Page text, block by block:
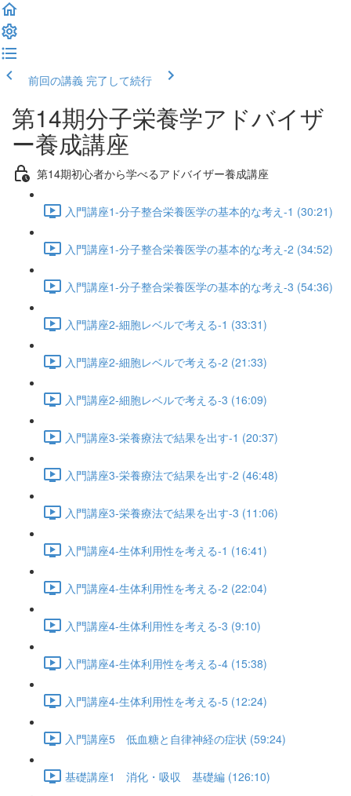
前回の講義 完了して続行
第14期分子栄養学アドバイザ
ー養成講座
第14期初心者から学べるアドバイザー養成講座
入門講座1-分子整合栄養医学の基本的な考え-1 (30:21)
入門講座1-分子整合栄養医学の基本的な考え-2 (34:52)
入門講座1-分子整合栄養医学の基本的な考え-3 (54:36)
入門講座2-細胞レベルで考える-1 (33:31)
入門講座2-細胞レベルで考える-2 (21:33)
入門講座2-細胞レベルで考える-3 (16:09)
入門講座3-栄養療法で結果を出す-1 (20:37)
入門講座3-栄養療法で結果を出す-2 (46:48)
入門講座3-栄養療法で結果を出す-3 (11:06)
入門講座4-生体利用性を考える-1 (16:41)
入門講座4-生体利用性を考える-2 (22:04)
入門講座4-生体利用性を考える-3 (9:10)
入門講座4-生体利用性を考える-4 (15:38)
入門講座4-生体利用性を考える-5 (12:24)
入門講座5 低血糖と自律神経の症状 (59:24)
基礎講座1 消化・吸収 基礎編 (126:10)